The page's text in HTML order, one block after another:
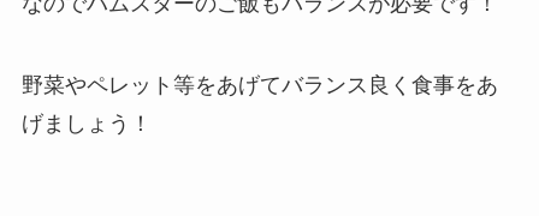
野菜やペレット等をあげてバランス良く食事をあ
げましょう！